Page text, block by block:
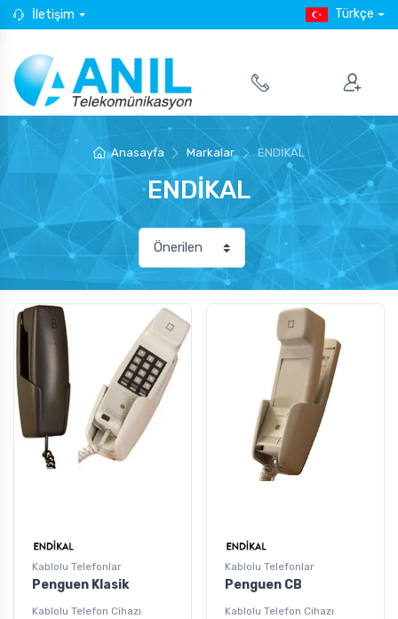
İletişim Türkçe
Anasayfa Markalar ENDİKAL
ENDİKAL
Kablolu Telefonlar
Penguen Klasik
Kablolu Telefon Cihazı
Kablolu Telefonlar
Penguen CB
Kablolu Telefon Cihazı